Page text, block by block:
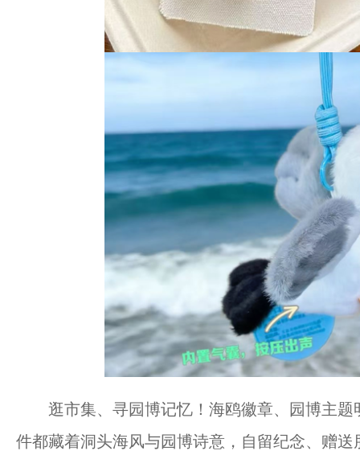
逛市集、寻园博记忆！海鸥徽章、园博主题
件都藏着洞头海风与园博诗意，自留纪念、赠